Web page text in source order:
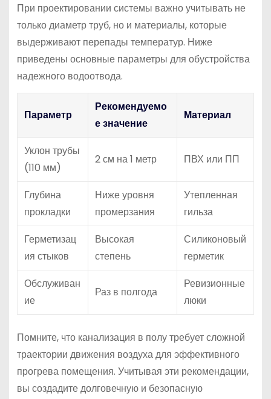
При проектировании системы важно учитывать не
только диаметр труб, но и материалы, которые
выдерживают перепады температур. Ниже
приведены основные параметры для обустройства
надежного водоотвода.
Параметр
Рекомендуемо
е значение
Материал
Уклон трубы
(110 мм)
2 см на 1 метр ПВХ или ПП
Глубина
прокладки
Ниже уровня
промерзания
Утепленная
гильза
Герметизац
ия стыков
Высокая
степень
Силиконовый
герметик
Обслуживан
ие
Раз в полгода
Ревизионные
люки
Помните, что канализация в полу требует сложной
траектории движения воздуха для эффективного
прогрева помещения. Учитывая эти рекомендации,
вы создадите долговечную и безопасную